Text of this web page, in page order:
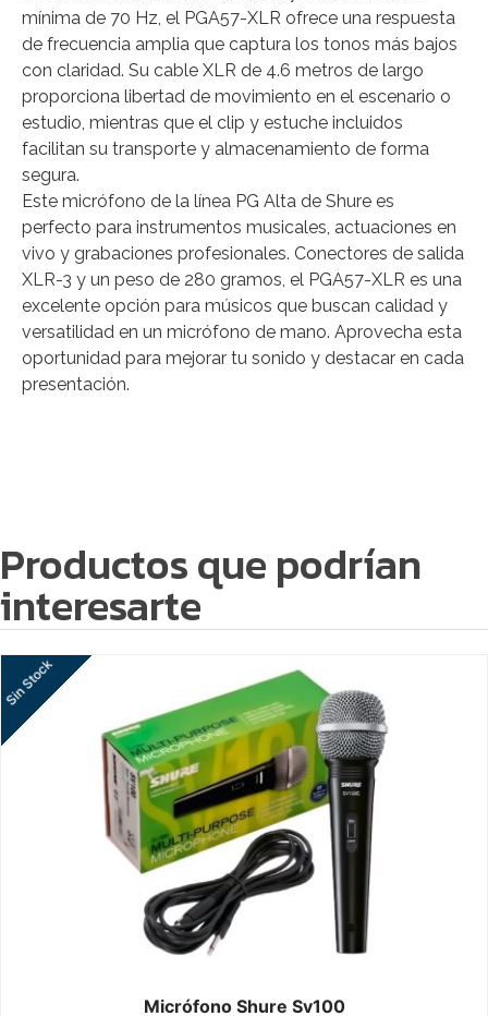
mínima de 70 Hz, el PGA57-XLR ofrece una respuesta
de frecuencia amplia que captura los tonos más bajos
con claridad. Su cable XLR de 4.6 metros de largo
proporciona libertad de movimiento en el escenario o
estudio, mientras que el clip y estuche incluidos
facilitan su transporte y almacenamiento de forma
segura.
Este micrófono de la línea PG Alta de Shure es
perfecto para instrumentos musicales, actuaciones en
vivo y grabaciones profesionales. Conectores de salida
XLR-3 y un peso de 280 gramos, el PGA57-XLR es una
excelente opción para músicos que buscan calidad y
versatilidad en un micrófono de mano. Aprovecha esta
oportunidad para mejorar tu sonido y destacar en cada
presentación.
Productos que podrían
interesarte
Micrófono Shure Sv100
Sin Stock